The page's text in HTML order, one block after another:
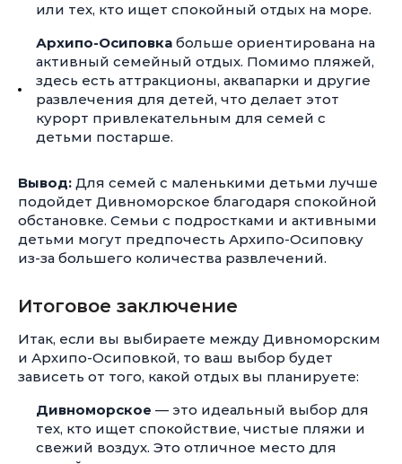
или тех, кто ищет спокойный отдых на море.
Архипо-Осиповка больше ориентирована на
активный семейный отдых. Помимо пляжей,
здесь есть аттракционы, аквапарки и другие
развлечения для детей, что делает этот
курорт привлекательным для семей с
детьми постарше.
Вывод: Для семей с маленькими детьми лучше
подойдет Дивноморское благодаря спокойной
обстановке. Семьи с подростками и активными
детьми могут предпочесть Архипо-Осиповку
из-за большего количества развлечений.
Итоговое заключение
Итак, если вы выбираете между Дивноморским
и Архипо-Осиповкой, то ваш выбор будет
зависеть от того, какой отдых вы планируете:
Дивноморское — это идеальный выбор для
тех, кто ищет спокойствие, чистые пляжи и
свежий воздух. Это отличное место для